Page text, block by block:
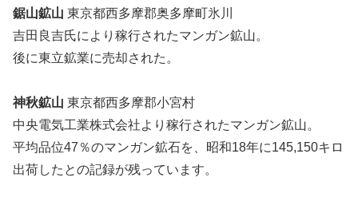
鋸山鉱山 東京都西多摩郡奥多摩町氷川
吉田良吉氏により稼行されたマンガン鉱山。
後に東立鉱業に売却された。
神秋鉱山 東京都西多摩郡小宮村
中央電気工業株式会社より稼行されたマンガン鉱山。
平均品位47％のマンガン鉱石を、昭和18年に145,150キロ
出荷したとの記録が残っています。